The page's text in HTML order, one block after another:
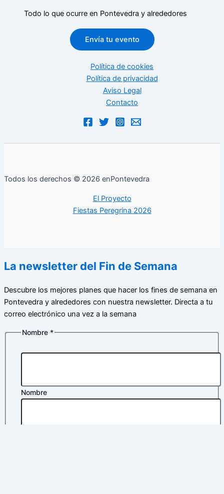
Todo lo que ocurre en Pontevedra y alrededores
Envía tu evento
Política de cookies
Política de privacidad
Aviso Legal
Contacto
Todos los derechos © 2026 enPontevedra
El Proyecto
Fiestas Peregrina 2026
La newsletter del Fin de Semana
Descubre los mejores planes que hacer los fines de semana en
Pontevedra y alrededores con nuestra newsletter. Directa a tu
correo electrónico una vez a la semana
Nombre *
Nombre